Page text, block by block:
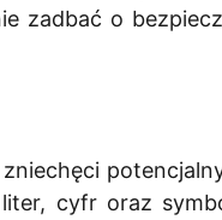
zadbać o
cyfr oraz